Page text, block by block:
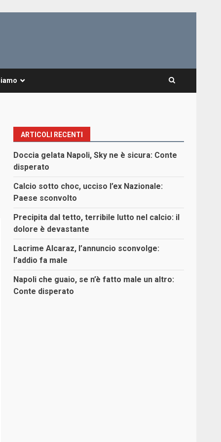
ARTICOLI RECENTI
Doccia gelata Napoli, Sky ne è sicura: Conte
disperato
Calcio sotto choc, ucciso l’ex Nazionale:
Paese sconvolto
Precipita dal tetto, terribile lutto nel calcio: il
dolore è devastante
Lacrime Alcaraz, l’annuncio sconvolge:
l’addio fa male
Napoli che guaio, se n’è fatto male un altro:
Conte disperato